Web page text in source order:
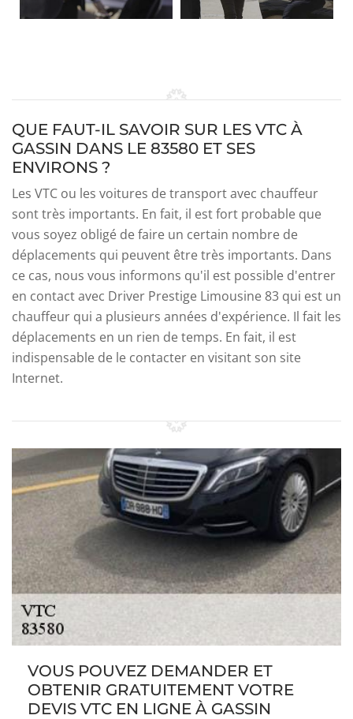
QUE FAUT-IL SAVOIR SUR LES VTC À
GASSIN DANS LE 83580 ET SES
ENVIRONS ?
Les VTC ou les voitures de transport avec chauffeur
sont très importants. En fait, il est fort probable que
vous soyez obligé de faire un certain nombre de
déplacements qui peuvent être très importants. Dans
ce cas, nous vous informons qu'il est possible d'entrer
en contact avec Driver Prestige Limousine 83 qui est un
chauffeur qui a plusieurs années d'expérience. Il fait les
déplacements en un rien de temps. En fait, il est
indispensable de le contacter en visitant son site
Internet.
VOUS POUVEZ DEMANDER ET
OBTENIR GRATUITEMENT VOTRE
DEVIS VTC EN LIGNE À GASSIN